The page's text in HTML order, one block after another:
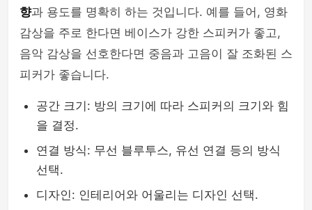
향과 용도를 명확히 하는 것입니다. 예를 들어, 영화
감상을 주로 한다면 베이스가 강한 스피커가 좋고,
음악 감상을 선호한다면 중음과 고음이 잘 조화된 스
피커가 좋습니다.
공간 크기: 방의 크기에 따라 스피커의 크기와 힘
을 결정.
연결 방식: 무선 블루투스, 유선 연결 등의 방식
선택.
디자인: 인테리어와 어울리는 디자인 선택.